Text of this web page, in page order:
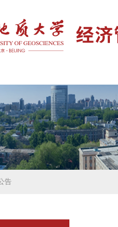
告